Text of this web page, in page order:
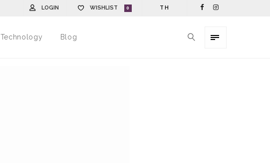
TH
0
WISHLIST
LOGIN
Technology Blog